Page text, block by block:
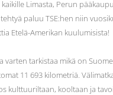
kaikille Limasta, Perun
paluu TSE:hen niin
Etelä-Amerikan kuulumisista!
varten tarkistaa mikä on
11 693 kilometriä.
kulttuuriltaan, kooltaan ja